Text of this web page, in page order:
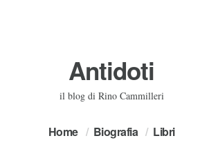
Antidoti
il blog di Rino Cammilleri
Home Biografia Libri